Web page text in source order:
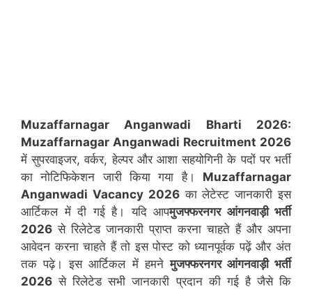
Muzaffarnagar Anganwadi Bharti 2026:
Muzaffarnagar Anganwadi Recruitment 2026
में सुपरवाइजर, वर्कर, हेल्पर और आशा सहयोगिनी के पदों पर भर्ती
का नोटिफिकेशन जारी किया गया है। Muzaffarnagar
Anganwadi Vacancy 2026का लेटेस्ट जानकारी इस
आर्टिकल में दी गई है। यदि आपमुजफ्फरनगर आंगनवाड़ी भर्ती
2026 से रिलेटेड जानकारी प्राप्त करना चाहते हैं और अपना
आवेदन करना चाहते हैं तो इस पोस्ट को ध्यानपूर्वक पढ़ें और अंत
तक पढ़े। इस आर्टिकल में हमनेमुजफ्फरनगर आंगनवाड़ी भर्ती
2026 से रिलेटेड सभी जानकारी प्रदान की गई है जैसे कि